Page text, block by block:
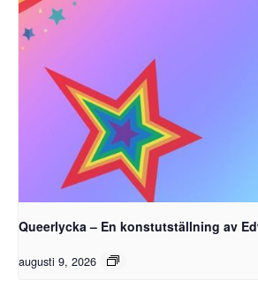
Queerlycka – En konstutställning av
augusti 9, 2026